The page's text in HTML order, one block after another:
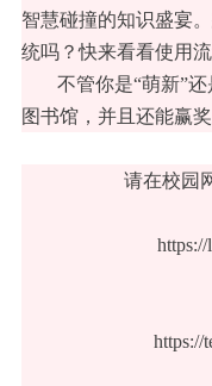
智慧碰撞的知识盛宴
统吗？快来看看使用流
不管你是“萌新”
图书馆，并且还能赢
请在校园
https://